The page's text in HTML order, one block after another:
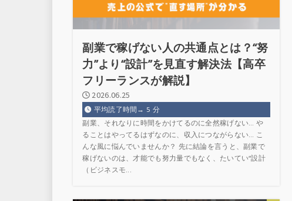
副業で稼げない人の共通点とは？“努
力”より“設計”を見直す解決法【高卒
フリーランスが解説】
2026.06.25
平均読了時間→ 5 分
副業、それなりに時間をかけてるのに全然稼げない… や
ることはやってるはずなのに、収入につながらない… こ
んな風に悩んでいませんか？ 先に結論を言うと、副業で
稼げないのは、才能でも努力量でもなく、たいてい“設計
（ビジネスモ...